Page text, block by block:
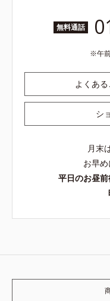
無料通話
午
よくあ
シ
月末
お早め
平日のお昼